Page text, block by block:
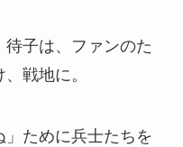
子は、ファンのた
戦地に。
ために兵士たちを